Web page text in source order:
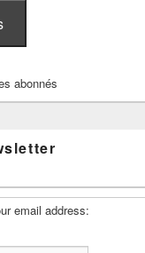
abonnés
email address: